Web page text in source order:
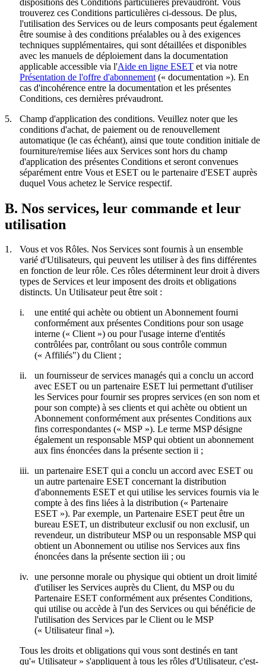
trouverez ces Conditions particulières ci-dessous. De plus,
l'utilisation des Services ou de leurs composants peut également
être soumise à des conditions préalables ou à des exigences
techniques supplémentaires, qui sont détaillées et disponibles
avec les manuels de déploiement dans la documentation
applicable accessible via l'Aide en ligne ESET et via notre
Présentation de l'offre d'abonnement (« documentation »). En
cas d'incohérence entre la documentation et les présentes
Conditions, ces dernières prévaudront.
5.
Champ d'application des conditions. Veuillez noter que les
conditions d'achat, de paiement ou de renouvellement
automatique (le cas échéant), ainsi que toute condition initiale de
fourniture/remise liées aux Services sont hors du champ
d'application des présentes Conditions et seront convenues
séparément entre Vous et ESET ou le partenaire d'ESET auprès
duquel Vous achetez le Service respectif.
B. Nos services, leur commande et leur
utilisation
1. Vous et vos Rôles. Nos Services sont fournis à un ensemble
varié d'Utilisateurs, qui peuvent les utiliser à des fins différentes
en fonction de leur rôle. Ces rôles déterminent leur droit à divers
types de Services et leur imposent des droits et obligations
distincts. Un Utilisateur peut être soit :
i.
une entité qui achète ou obtient un Abonnement fourni
conformément aux présentes Conditions pour son usage
interne (« Client») ou pour l'usage interne d'entités
contrôlées par, contrôlant ou sous contrôle commun
(« Affiliés") du Client ;
ii.
un fournisseur de services managés qui a conclu un accord
avec ESET ou un partenaire ESET lui permettant d'utiliser
les Services pour fournir ses propres services (en son nom et
pour son compte) à ses clients et qui achète ou obtient un
Abonnement conformément aux présentes Conditions aux
fins correspondantes (« MSP »). Le terme MSP désigne
également un responsable MSP qui obtient un abonnement
aux fins énoncées dans la présente section ii ;
iii. un partenaire ESET qui a conclu un accord avec ESET ou
un autre partenaire ESET concernant la distribution
d'abonnements ESET et qui utilise les services fournis via le
compte à des fins liées à la distribution (« Partenaire
ESET »). Par exemple, un Partenaire ESET peut être un
bureau ESET, un distributeur exclusif ou non exclusif, un
revendeur, un distributeur MSP ou un responsable MSP qui
obtient un Abonnement ou utilise nos Services aux fins
énoncées dans la présente section iii ; ou
iv.
une personne morale ou physique qui obtient un droit limité
d'utiliser les Services auprès du Client, du MSP ou du
Partenaire ESET conformément aux présentes Conditions,
qui utilise ou accède à l'un des Services ou qui bénéficie de
l'utilisation des Services par le Client ou le MSP
(« Utilisateur final »).
Tous les droits et obligations qui vous sont destinés en tant
qu'« Utilisateur » s'appliquent à tous les rôles d'Utilisateur, c'est-